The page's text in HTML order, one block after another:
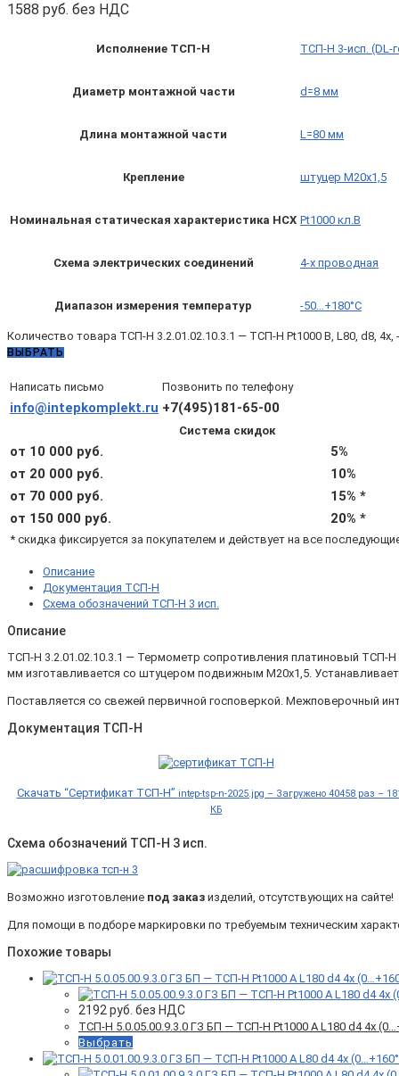
1588 руб. без НДС
Исполнение ТСП-Н ТСП-Н 3-исп. (DL-
Диаметр монтажной части d=8 мм
Длина монтажной части L=80 мм
Крепление штуцер М20х1,5
Номинальная статическая характеристика НСХ Pt1000 кл.B
Схема электрических соединений 4-х проводная
Диапазон измерения температур -50…+180°C
Количество товара ТСП-Н 3.2.01.02.10.3.1 — ТСП-Н Pt1000 B, L80, d8,
ВЫБРАТЬ
Написать письмо Позвонить по телефону
info@intepkomplekt.ru +7(495)181-65-00
Система скидок
от 10 000 руб.
5%
от 20 000 руб.
10%
от 70 000 руб.
15% *
от 150 000 руб.
20% *
* скидка фиксируется за покупателем и действует на все
Описание
Документация ТСП-Н
Схема обозначений ТСП-Н 3 исп.
Описание
ТСП-Н 3.2.01.02.10.3.1 — Термометр сопротивления платиновый ТСП-
мм изготавливается со штуцером подвижным М20х1,5.
Поставляется со свежей первичной госповеркой. Межповерочный
Документация ТСП-Н
Скачать “Сертификат ТСП-Н” intep-tsp-n-2025.jpg – Загружено 40458 раз –
КБ
Схема обозначений ТСП-Н 3 исп.
Возможно изготовление под заказ изделий, отсутствующих на сайте!
Для помощи в подборе маркировки по требуемым техническим
Похожие товары
2192руб. без НДС
ТСП-Н 5.0.05.00.9.3.0 ГЗ БП — ТСП-Н Pt1000 A L180 d4 4x
Выбрать